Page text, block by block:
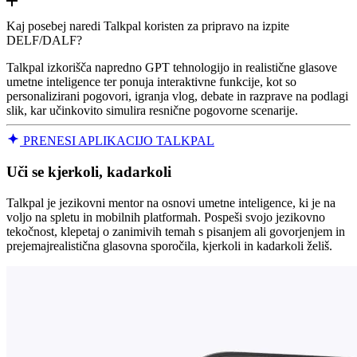
Kaj posebej naredi Talkpal koristen za pripravo na izpite
DELF/DALF?
Talkpal izkorišča napredno GPT tehnologijo in realistične glasove
umetne inteligence ter ponuja interaktivne funkcije, kot so
personalizirani pogovori, igranja vlog, debate in razprave na podlagi
slik, kar učinkovito simulira resnične pogovorne scenarije.
PRENESI APLIKACIJO TALKPAL
Uči se kjerkoli, kadarkoli
Talkpal je jezikovni mentor na osnovi umetne inteligence, ki je na
voljo na spletu in mobilnih platformah. Pospeši svojo jezikovno
tekočnost, klepetaj o zanimivih temah s pisanjem ali govorjenjem in
prejemajrealistična glasovna sporočila, kjerkoli in kadarkoli želiš.